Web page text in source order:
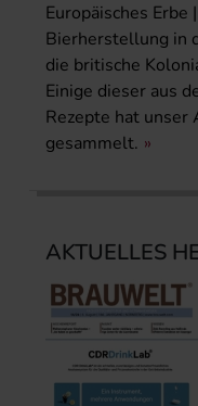
Europäisches
Bierherstellung in
die britische
Einige dieser aus
Rezepte hat unser
gesammelt.
AKTUELLES